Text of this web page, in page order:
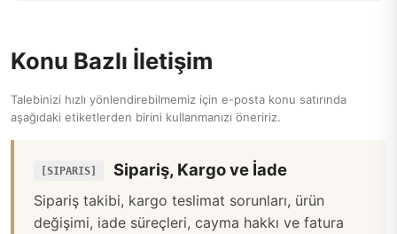
Konu Bazlı İletişim
Talebinizi hızlı yönlendirebilmemiz için e-posta konu satırında
aşağıdaki etiketlerden birini kullanmanızı öneririz.
[SIPARIS] Sipariş, Kargo ve İade
Sipariş takibi, kargo teslimat sorunları, ürün
değişimi, iade süreçleri, cayma hakkı ve fatura